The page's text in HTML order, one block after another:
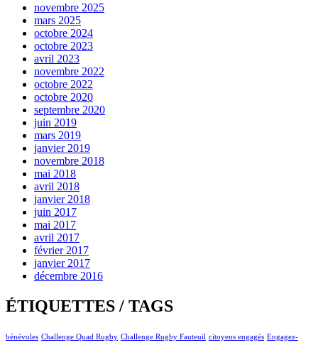
novembre 2025
mars 2025
octobre 2024
octobre 2023
avril 2023
novembre 2022
octobre 2022
octobre 2020
septembre 2020
juin 2019
mars 2019
janvier 2019
novembre 2018
mai 2018
avril 2018
janvier 2018
juin 2017
mai 2017
avril 2017
février 2017
janvier 2017
décembre 2016
ÉTIQUETTES / TAGS
bénévoles Challenge Quad Rugby Challenge Rugby Fauteuil citoyens engagés Engagez-